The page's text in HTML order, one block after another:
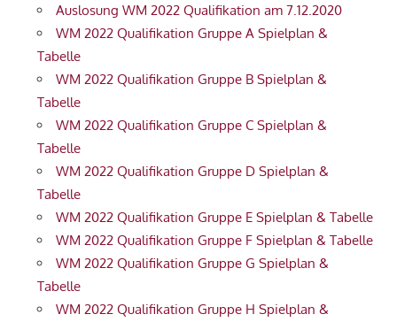
Auslosung WM 2022 Qualifikation am 7.12.2020
WM 2022 Qualifikation Gruppe A Spielplan &
Tabelle
WM 2022 Qualifikation Gruppe B Spielplan &
Tabelle
WM 2022 Qualifikation Gruppe C Spielplan &
Tabelle
WM 2022 Qualifikation Gruppe D Spielplan &
Tabelle
WM 2022 Qualifikation Gruppe E Spielplan & Tabelle
WM 2022 Qualifikation Gruppe F Spielplan & Tabelle
WM 2022 Qualifikation Gruppe G Spielplan &
Tabelle
WM 2022 Qualifikation Gruppe H Spielplan &